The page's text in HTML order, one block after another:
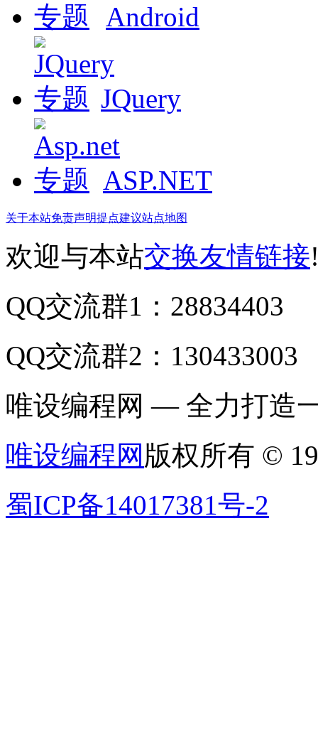
Android
JQuery
ASP.NET
关于本站免责声明提点建议站点地图
欢迎与本站交换友情链接
QQ交流群1：28834403
QQ交流群2：130433003
唯设编程网 — 全力打造
唯设编程网 版权所有 ©
蜀ICP备14017381号-2